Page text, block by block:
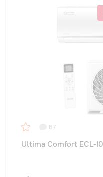
67
Ultima Comfort ECL-